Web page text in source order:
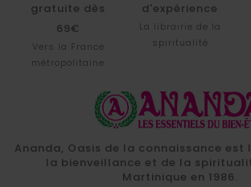
gratuite dès
69€
Vers la France
métropolitaine
d'expérience
La librairie de la
spiritualité
Ananda, Oasis de la connaissance est
la bienveillance et de la
Martinique en 1986.